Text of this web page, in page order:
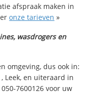
afspraak maken in
onze tarieven »
wasdrogers en
omgeving, dus ook in:
Leek, en uiteraard in
7600126 voor uw